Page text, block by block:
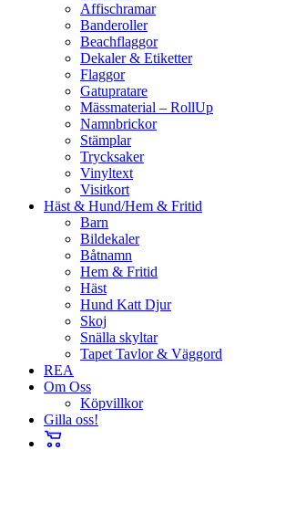
Affischramar
Banderoller
Beachflaggor
Dekaler & Etiketter
Flaggor
Gatupratare
Mässmaterial – RollUp
Namnbrickor
Stämplar
Trycksaker
Vinyltext
Visitkort
Häst & Hund/Hem & Fritid
Barn
Bildekaler
Båtnamn
Hem & Fritid
Häst
Hund Katt Djur
Skoj
Snälla skyltar
Tapet Tavlor & Väggord
REA
Om Oss
Köpvillkor
Gilla oss!